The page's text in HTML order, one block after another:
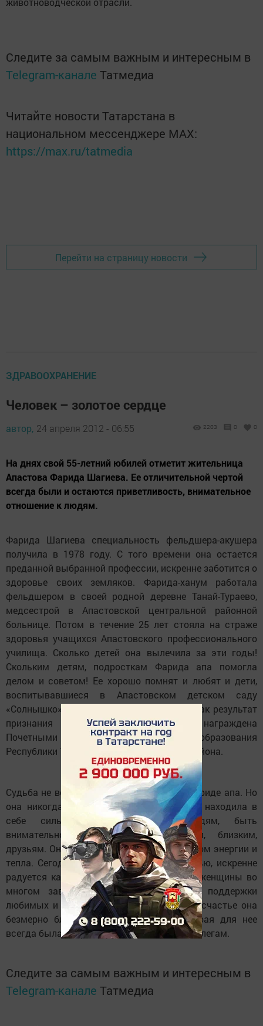
Следите за самым важным и интересным в
Telegram-канале Татмедиа
Читайте новости Татарстана в
национальном мессенджере MАХ:
https://max.ru/tatmedia
Перейти на страницу новости
ЗДРАВООХРАНЕНИЕ
Человек – золотое сердце
автор, 24 апреля 2012 - 06:55 2203 0 0
На днях свой 55-летний юбилей отметит жительница
Апастова Фарида Шагиева. Ее отличительной чертой
всегда были и остаются приветливость, внимательное
отношение к людям.
Фарида Шагиева специальность фельдшера-акушера
получила в 1978 году. С того времени она остается
преданной выбранной профессии, искренне заботится о
здоровье своих земляков. Фарида-ханум работала
фельдшером в своей родной деревне Танай-Тураево,
медсестрой в Апастовской центральной районной
больнице. Потом в течение 25 лет стояла на страже
здоровья учащихся Апастовского профессионального
училища. Сколько детей она вылечила за эти годы!
Скольким детям, подросткам Фарида апа помогла
делом и советом! Ее хорошо помнят и любят и дети,
воспитывавшиеся в Апастовском детском саду
«Солнышко», где она когда-то работала. Как результат
признания заслуг, Фарида апа была награждена
Почетными грамотами Министерства образования
Республики Татарстан и администрации района.
Судьба не всегда была благосклонна к Фариде апа. Но
она никогда не теряла надежды и веры, находила в
себе силы всегда улыбаться людям, быть
внимательной, чуткой к окружающим, близким,
друзьям. Она для всех являлась источником энергии и
тепла. Сегодня она довольна своей жизнью, искренне
радуется каждому новому дню. Счастье женщины во
многом зависит от любви, понимания, поддержки
любимых и дорогих ей людей. А за свое счастье она
безмерно благодарна своей семье, которая для нее
всегда была опорой, врачам, близким и коллегам.
Следите за самым важным и интересным в
Telegram-канале Татмедиа